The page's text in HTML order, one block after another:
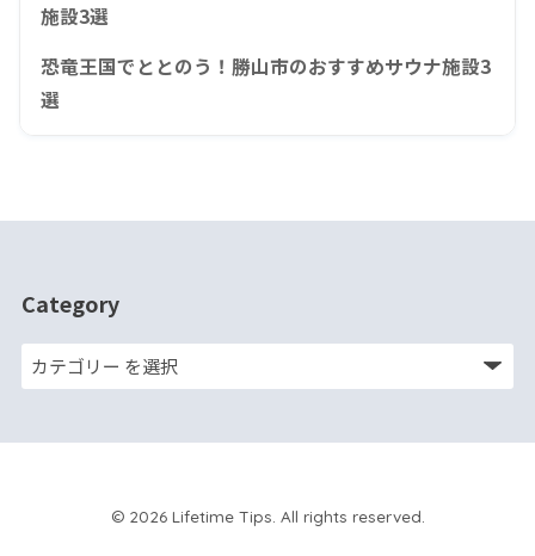
施設3選
恐竜王国でととのう！勝山市のおすすめサウナ施設3
選
Category
© 2026 Lifetime Tips. All rights reserved.